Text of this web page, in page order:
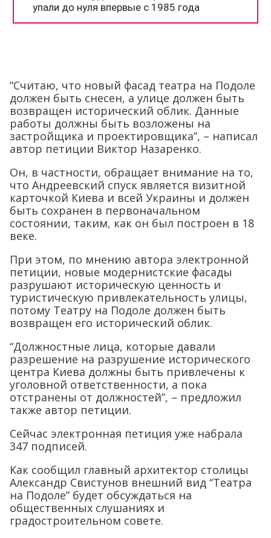
“Считаю, что новый фасад театра на Подоле
должен быть снесен, а улице должен быть
возвращен исторический облик. Данные
работы должны быть возложены на
застройщика и проектировщика”, – написал
автор петиции Виктор Назаренко.
Он, в частности, обращает внимание на то,
что Андреевский спуск является визитной
карточкой Киева и всей Украины и должен
быть сохранен в первоначальном
состоянии, таким, как он был построен в 18
веке.
При этом, по мнению автора электронной
петиции, новые модернистские фасады
разрушают историческую ценность и
туристическую привлекательность улицы,
потому Театру на Подоле должен быть
возвращен его исторический облик.
“Должностные лица, которые давали
разрешение на разрушение исторического
центра Киева должны быть привлечены к
уголовной ответственности, а пока
отстранены от должностей”, – предложил
также автор петиции.
Сейчас электронная петиция уже набрала
347 подписей.
Как сообщил главный архитектор столицы
Александр Свистунов внешний вид “Театра
на Подоле” будет обсуждаться на
общественных слушаниях и
градостроительном совете.